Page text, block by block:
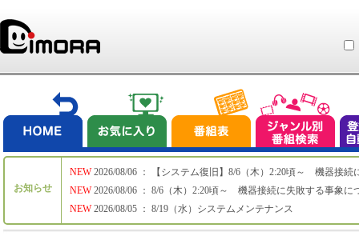
お知らせ
NEW
NEW
NEW
2026/08/06 ： 【システム復旧】8/6（木）2:20頃～ 機器接続
2026/08/06 ： 8/6（木）2:20頃～ 機器接続に失敗する事象に
2026/08/05 ： 8/19（水）システムメンテナンス